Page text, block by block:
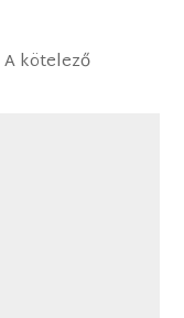
A kötelező